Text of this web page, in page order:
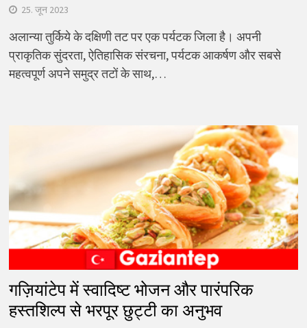
25. जून 2023
अलान्या तुर्किये के दक्षिणी तट पर एक पर्यटक जिला है। अपनी
प्राकृतिक सुंदरता, ऐतिहासिक संरचना, पर्यटक आकर्षण और सबसे
महत्वपूर्ण अपने समुद्र तटों के साथ,…
गज़ियांटेप में स्वादिष्ट भोजन और पारंपरिक
हस्तशिल्प से भरपूर छुट्टी का अनुभव